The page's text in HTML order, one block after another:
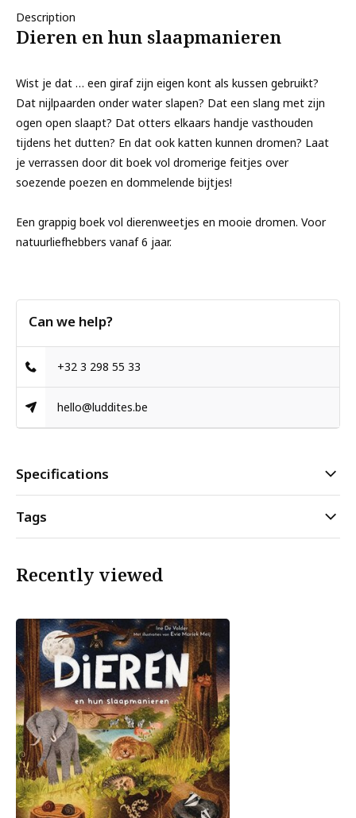
Description
Dieren en hun slaapmanieren
Wist je dat … een giraf zijn eigen kont als kussen gebruikt?
Dat nijlpaarden onder water slapen? Dat een slang met zijn
ogen open slaapt? Dat otters elkaars handje vasthouden
tijdens het dutten? En dat ook katten kunnen dromen? Laat
je verrassen door dit boek vol dromerige feitjes over
soezende poezen en dommelende bijtjes!
Een grappig boek vol dierenweetjes en mooie dromen. Voor
natuurliefhebbers vanaf 6 jaar.
Can we help?
+32 3 298 55 33
hello@luddites.be
Specifications
Tags
Recently viewed